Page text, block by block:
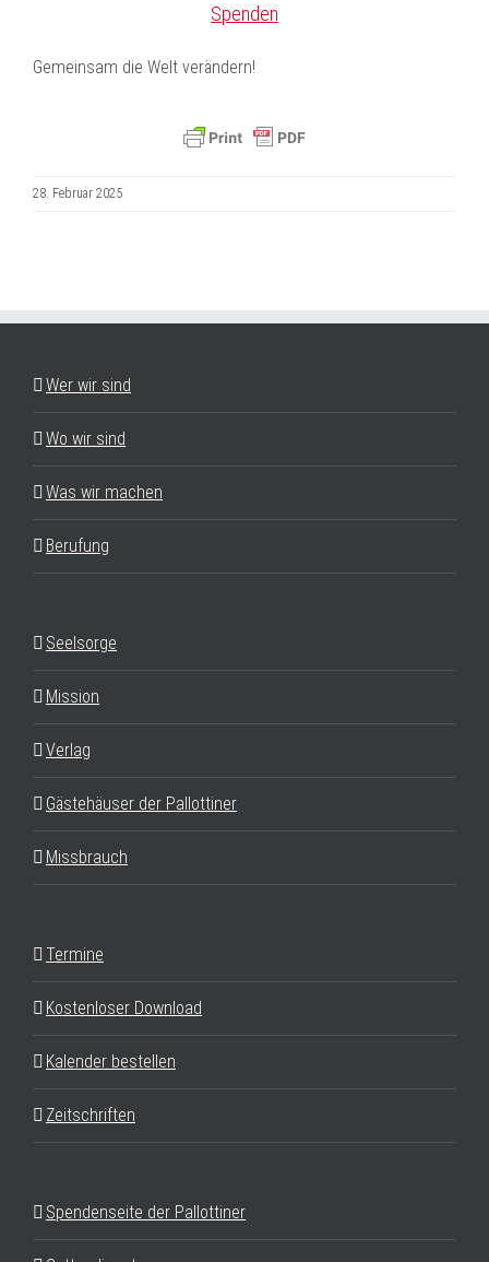
Spenden
Gemeinsam die Welt verändern!
28. Februar 2025
Wer wir sind
Wo wir sind
Was wir machen
Berufung
Seelsorge
Mission
Verlag
Gästehäuser der Pallottiner
Missbrauch
Termine
Kostenloser Download
Kalender bestellen
Zeitschriften
Spendenseite der Pallottiner